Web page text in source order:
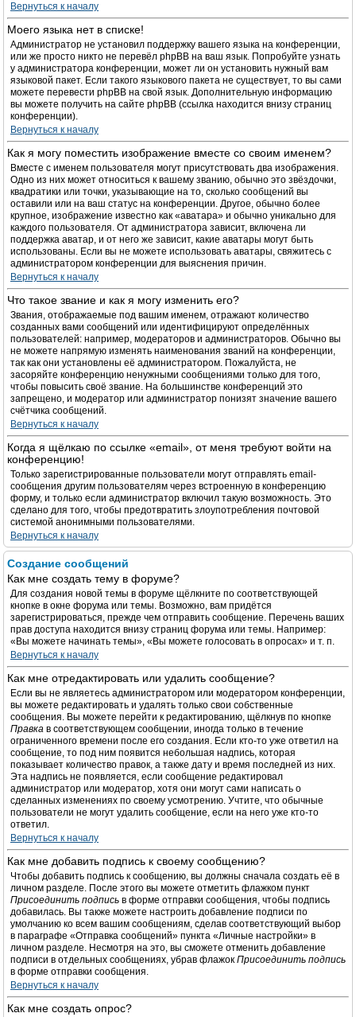
Вернуться к началу
Моего языка нет в списке!
Администратор не установил поддержку вашего языка на конференции,
или же просто никто не перевёл phpBB на ваш язык. Попробуйте узнать
у администратора конференции, может ли он установить нужный вам
языковой пакет. Если такого языкового пакета не существует, то вы сами
можете перевести phpBB на свой язык. Дополнительную информацию
вы можете получить на сайте phpBB (ссылка находится внизу страниц
конференции).
Вернуться к началу
Как я могу поместить изображение вместе со своим именем?
Вместе с именем пользователя могут присутствовать два изображения.
Одно из них может относиться к вашему званию, обычно это звёздочки,
квадратики или точки, указывающие на то, сколько сообщений вы
оставили или на ваш статус на конференции. Другое, обычно более
крупное, изображение известно как «аватара» и обычно уникально для
каждого пользователя. От администратора зависит, включена ли
поддержка аватар, и от него же зависит, какие аватары могут быть
использованы. Если вы не можете использовать аватары, свяжитесь с
администратором конференции для выяснения причин.
Вернуться к началу
Что такое звание и как я могу изменить его?
Звания, отображаемые под вашим именем, отражают количество
созданных вами сообщений или идентифицируют определённых
пользователей: например, модераторов и администраторов. Обычно вы
не можете напрямую изменять наименования званий на конференции,
так как они установлены её администратором. Пожалуйста, не
засоряйте конференцию ненужными сообщениями только для того,
чтобы повысить своё звание. На большинстве конференций это
запрещено, и модератор или администратор понизят значение вашего
счётчика сообщений.
Вернуться к началу
Когда я щёлкаю по ссылке «email», от меня требуют войти на
конференцию!
Только зарегистрированные пользователи могут отправлять email-
сообщения другим пользователям через встроенную в конференцию
форму, и только если администратор включил такую возможность. Это
сделано для того, чтобы предотвратить злоупотребления почтовой
системой анонимными пользователями.
Вернуться к началу
Создание сообщений
Как мне создать тему в форуме?
Для создания новой темы в форуме щёлкните по соответствующей
кнопке в окне форума или темы. Возможно, вам придётся
зарегистрироваться, прежде чем отправить сообщение. Перечень ваших
прав доступа находится внизу страниц форума или темы. Например:
«Вы можете начинать темы», «Вы можете голосовать в опросах» и т. п.
Вернуться к началу
Как мне отредактировать или удалить сообщение?
Если вы не являетесь администратором или модератором конференции,
вы можете редактировать и удалять только свои собственные
сообщения. Вы можете перейти к редактированию, щёлкнув по кнопке
Правка в соответствующем сообщении, иногда только в течение
ограниченного времени после его создания. Если кто-то уже ответил на
сообщение, то под ним появится небольшая надпись, которая
показывает количество правок, а также дату и время последней из них.
Эта надпись не появляется, если сообщение редактировал
администратор или модератор, хотя они могут сами написать о
сделанных изменениях по своему усмотрению. Учтите, что обычные
пользователи не могут удалить сообщение, если на него уже кто-то
ответил.
Вернуться к началу
Как мне добавить подпись к своему сообщению?
Чтобы добавить подпись к сообщению, вы должны сначала создать её в
личном разделе. После этого вы можете отметить флажком пункт
Присоединить подпись в форме отправки сообщения, чтобы подпись
добавилась. Вы также можете настроить добавление подписи по
умолчанию ко всем вашим сообщениям, сделав соответствующий выбор
в параграфе «Отправка сообщений» пункта «Личные настройки» в
личном разделе. Несмотря на это, вы сможете отменить добавление
подписи в отдельных сообщениях, убрав флажок Присоединить подпись
в форме отправки сообщения.
Вернуться к началу
Как мне создать опрос?